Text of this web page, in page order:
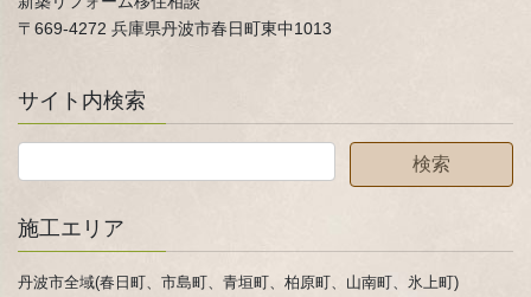
〒669-4272 兵庫県丹波市春日町東中1013
サイト内検索
施工エリア
丹波市全域(春日町、市島町、青垣町、柏原町、山南町、氷上町)